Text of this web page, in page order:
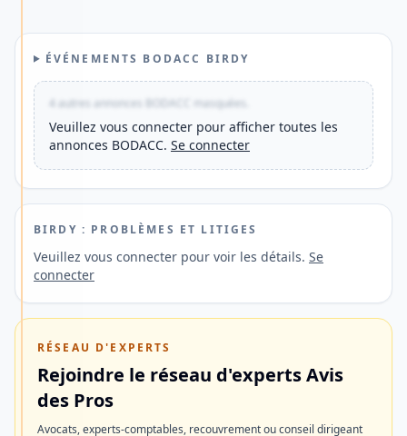
ÉVÉNEMENTS BODACC BIRDY
4 autres annonces BODACC masquées.
Veuillez vous connecter pour afficher toutes les
annonces BODACC. Se connecter
BIRDY : PROBLÈMES ET LITIGES
Veuillez vous connecter pour voir les détails. Se
connecter
RÉSEAU D'EXPERTS
Rejoindre le réseau d'experts Avis
des Pros
Avocats, experts-comptables, recouvrement ou conseil dirigeant
une
mobile,
des
paiements
France
et
à
l'étranger
ainsi
ouverture
de
compte
rapide.